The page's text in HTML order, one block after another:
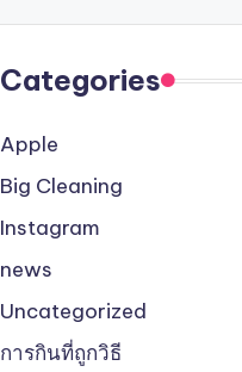
Categories
Apple
Big Cleaning
Instagram
news
Uncategorized
การกินที่ถูกวิธี